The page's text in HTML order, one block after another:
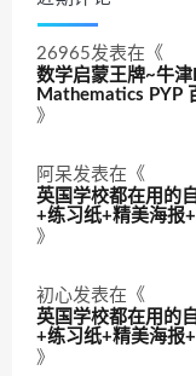
26965发表在《
数学启蒙王牌~牛
Mathematics PYP
》
阿呆发表在《
英国学校都在用的
+练习纸+精美海报
》
初心发表在《
英国学校都在用的
+练习纸+精美海报
》